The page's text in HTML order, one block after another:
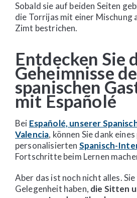
Sobald sie auf beiden Seiten
die Torrijas mit einer Mischung
Zimt bestrichen.
Entdecken Sie
Geheimnisse
spanischen
mit Españolé
Bei Españolé, unserer
Valencia, können Sie dank
personalisierten Spanisch-
Fortschritte beim Lernen
Aber das ist noch nicht alles.
Gelegenheit haben, die Sitten